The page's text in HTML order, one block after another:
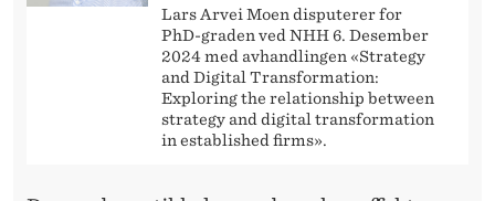
Lars Arvei Moen disputerer for
PhD-graden ved NHH 6. Desember
2024 med avhandlingen «Strategy
and Digital Transformation:
Exploring the relationship between
strategy and digital transformation
in established firms».